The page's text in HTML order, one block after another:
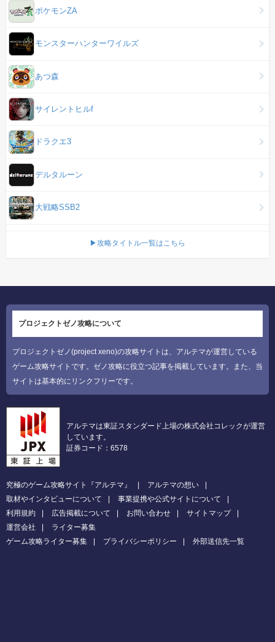
ポケモンZA
モンスターハンターワイルズ
あつ森
サイレントヒルf
ドラクエ3
デルタルーン
大戦略SSB2
▶攻略タイトル一覧はこちら
プロジェクトゼノ攻略について
プロジェクトゼノ(project xeno)の攻略サイトは、アルテマが運営している
ゲーム攻略サイトです。ゼノ攻略に役立つ記事を掲載しています。また、当
サイトは基本的にリンクフリーです。
アルテマは東証スタンダード上場の株式会社コレックが運営
しています。
証券コード：6578
究極のゲーム攻略サイト『アルテマ』
アルテマの想い
取材やインタビューについて
事業提携や公式サイトについて
利用規約
広告掲載について お問い合わせ
サイトマップ
運営会社
ライター募集
ゲーム攻略ライター募集
プライバシーポリシー 外部送信先一覧